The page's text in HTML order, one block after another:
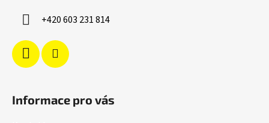
+420 603 231 814
Informace pro vás